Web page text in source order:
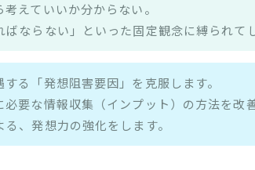
えていいか分からない。
ばならない」といった固定観念に縛られて
る「発想阻害要因」を克服します。
要な情報収集（インプット）の方法を改善
、発想力の強化をします。